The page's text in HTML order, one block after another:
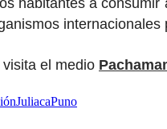
el medio
JuliacaPuno